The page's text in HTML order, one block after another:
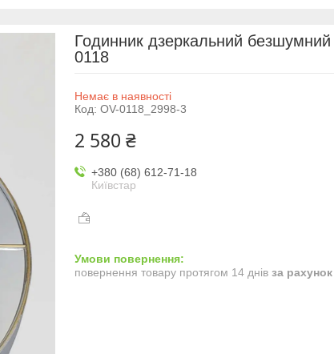
Годинник дзеркальний
0118
Немає в наявності
Код: OV-0118_2998-3
2 580 ₴
+380 (68) 612-71-18
Київстар
повернення товару протягом 14 днів за